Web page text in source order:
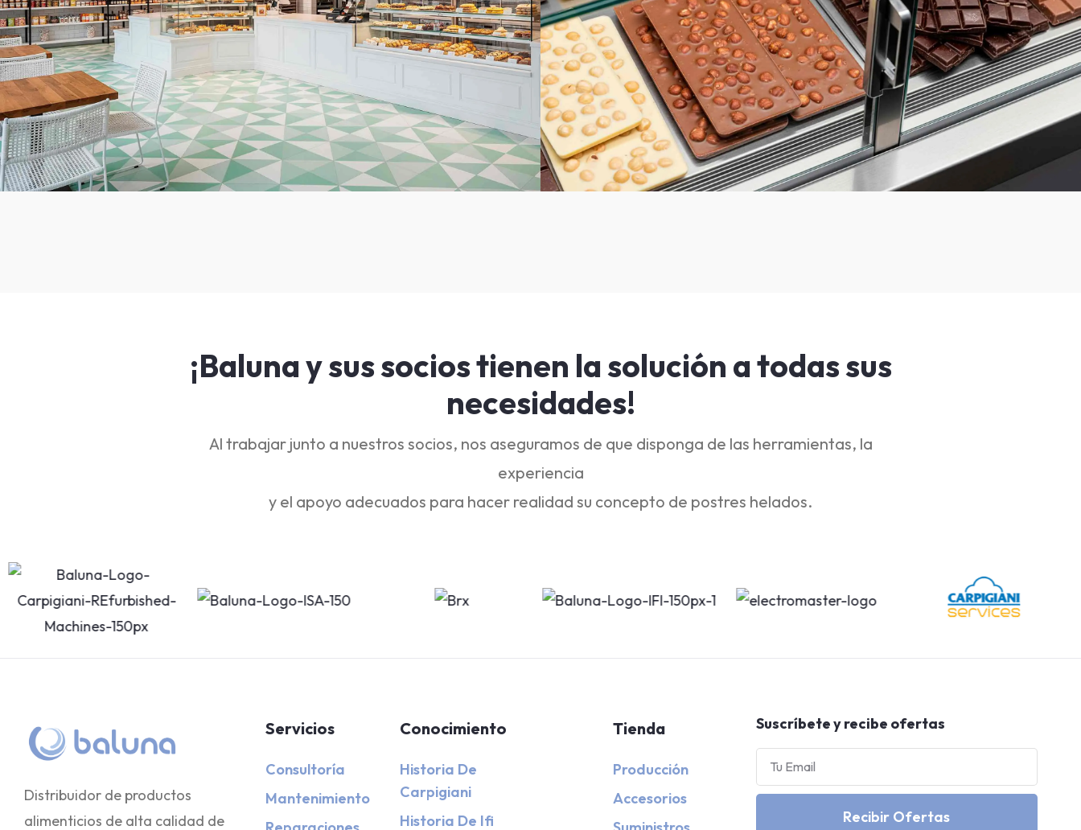
¡Baluna y sus socios tienen la solución a todas sus
necesidades!
Al trabajar junto a nuestros socios, nos aseguramos de que disponga de las herramientas, la
experiencia
y el apoyo adecuados para hacer realidad su concepto de postres helados.
Distribuidor de productos
alimenticios de alta calidad de
Servicios
Consultoría
Mantenimiento
Conocimiento
Historia De
Carpigiani
Historia De Ifi
Tienda
Producción
Accesorios
Suscríbete y recibe ofertas
Recibir Ofertas